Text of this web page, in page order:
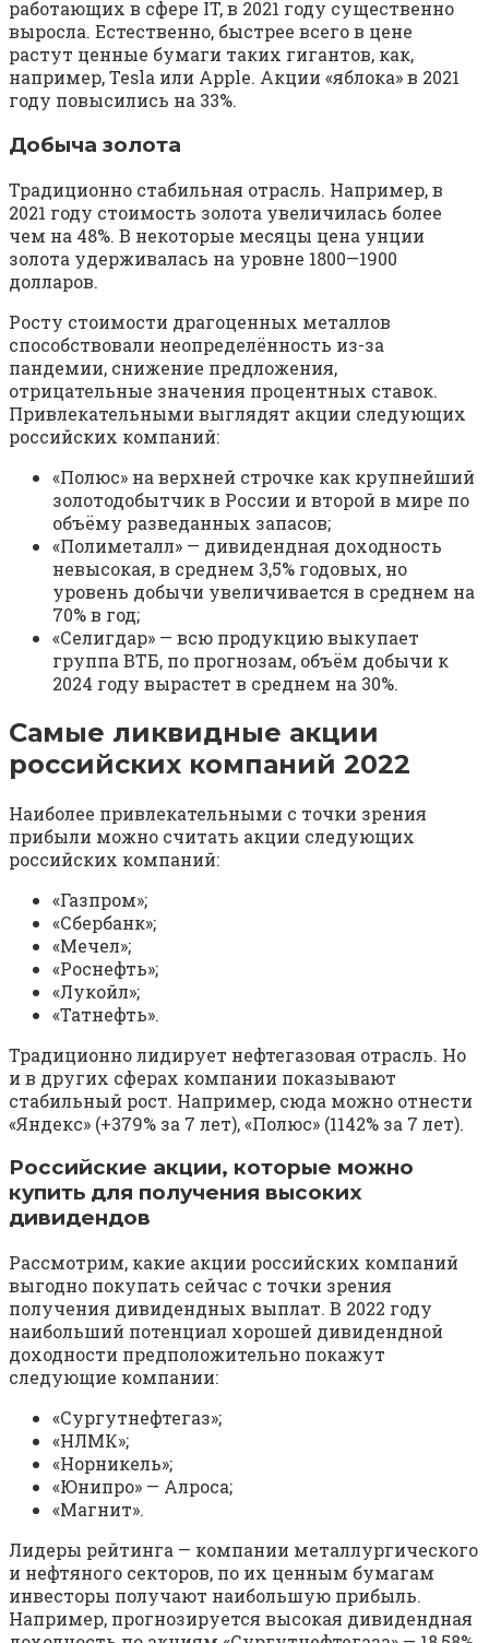
работающих в сфере IT, в 2021 году существенно
выросла. Естественно, быстрее всего в цене
растут ценные бумаги таких гигантов, как,
например, Tesla или Apple. Акции «яблока» в 2021
году повысились на 33%.
Добыча золота
Традиционно стабильная отрасль. Например, в
2021 году стоимость золота увеличилась более
чем на 48%. В некоторые месяцы цена унции
золота удерживалась на уровне 1800—1900
долларов.
Росту стоимости драгоценных металлов
способствовали неопределённость из-за
пандемии, снижение предложения,
отрицательные значения процентных ставок.
Привлекательными выглядят акции следующих
российских компаний:
«Полюс» на верхней строчке как крупнейший
золотодобытчик в России и второй в мире по
объёму разведанных запасов;
«Полиметалл» — дивидендная доходность
невысокая, в среднем 3,5% годовых, но
уровень добычи увеличивается в среднем на
70% в год;
«Селигдар» — всю продукцию выкупает
группа ВТБ, по прогнозам, объём добычи к
2024 году вырастет в среднем на 30%.
Самые ликвидные акции
российских компаний 2022
Наиболее привлекательными с точки зрения
прибыли можно считать акции следующих
российских компаний:
«Газпром»;
«Сбербанк»;
«Мечел»;
«Роснефть»;
«Лукойл»;
«Татнефть».
Традиционно лидирует нефтегазовая отрасль. Но
и в других сферах компании показывают
стабильный рост. Например, сюда можно отнести
«Яндекс» (+379% за 7 лет), «Полюс» (1142% за 7 лет).
Российские акции, которые можно
купить для получения высоких
дивидендов
Рассмотрим, какие акции российских компаний
выгодно покупать сейчас с точки зрения
получения дивидендных выплат. В 2022 году
наибольший потенциал хорошей дивидендной
доходности предположительно покажут
следующие компании:
«Сургутнефтегаз»;
«НЛМК»;
«Норникель»;
«Юнипро» — Алроса;
«Магнит».
Лидеры рейтинга — компании металлургического
и нефтяного секторов, по их ценным бумагам
инвесторы получают наибольшую прибыль.
Например, прогнозируется высокая дивидендная